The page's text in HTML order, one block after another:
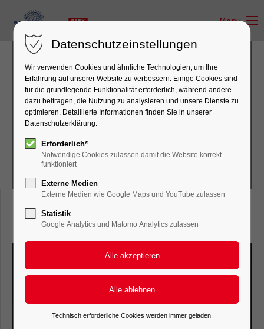
Menu
Baumaschinen
Bagger
Datenschutzeinstellungen
Wir verwenden Cookies und ähnliche Technologien, um Ihre
Erfahrung auf unserer Website zu verbessern. Einige Cookies sind
für die grundlegende Funktionalität erforderlich, während andere
dazu beitragen, die Nutzung zu analysieren und unsere Dienste zu
optimieren. Detaillierte Informationen finden Sie in unserer
Datenschutzerklärung.
Erforderlich*
Notwendige Cookies zulassen damit die Website korrekt
funktioniert
Externe Medien
Externe Medien wie Google Maps und YouTube zulassen
Statistik
Google Analytics und Matomo Analytics zulassen
Technisch erforderliche Cookies werden immer geladen.